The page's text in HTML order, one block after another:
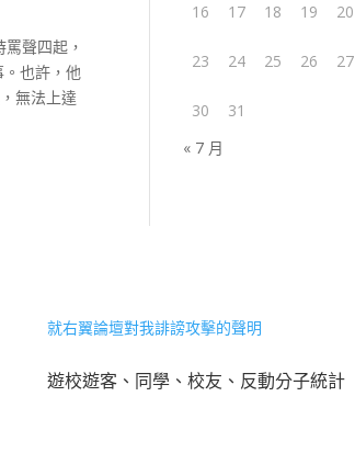
聲四起，
也許，他
無法上達
16 17 18 19 20
23 24 25 26 27
30
31
« 7 月
就右翼論壇對我誹謗攻擊的聲明
遊校遊客、同學、校友、反動分子統計